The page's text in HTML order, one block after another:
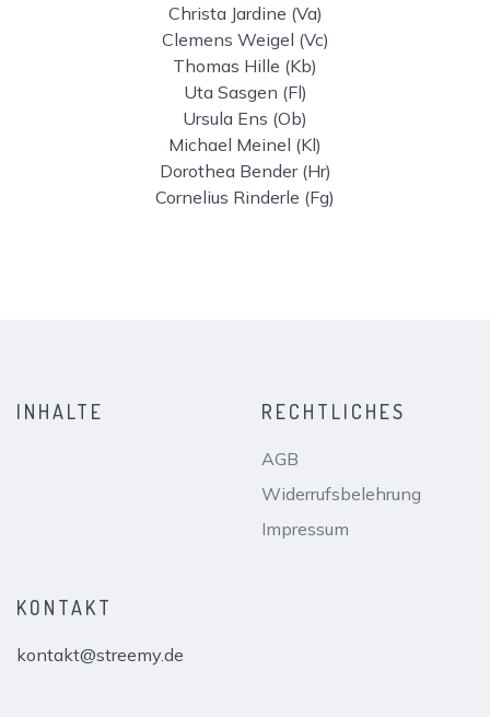
Christa Jardine (Va)
Clemens Weigel (Vc)
Thomas Hille (Kb)
Uta Sasgen (Fl)
Ursula Ens (Ob)
Michael Meinel (Kl)
Dorothea Bender (Hr)
Cornelius Rinderle (Fg)
INHALTE RECHTLICHES
AGB
Widerrufsbelehrung
Impressum
KONTAKT
kontakt@streemy.de